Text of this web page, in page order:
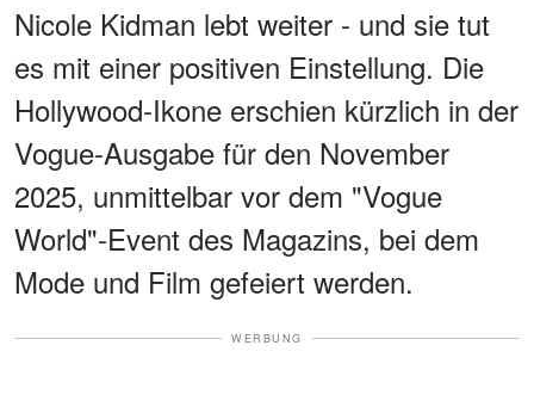
Nicole Kidman lebt weiter - und sie tut
es mit einer positiven Einstellung. Die
Hollywood-Ikone erschien kürzlich in der
Vogue-Ausgabe für den November
2025, unmittelbar vor dem "Vogue
World"-Event des Magazins, bei dem
Mode und Film gefeiert werden.
WERBUNG